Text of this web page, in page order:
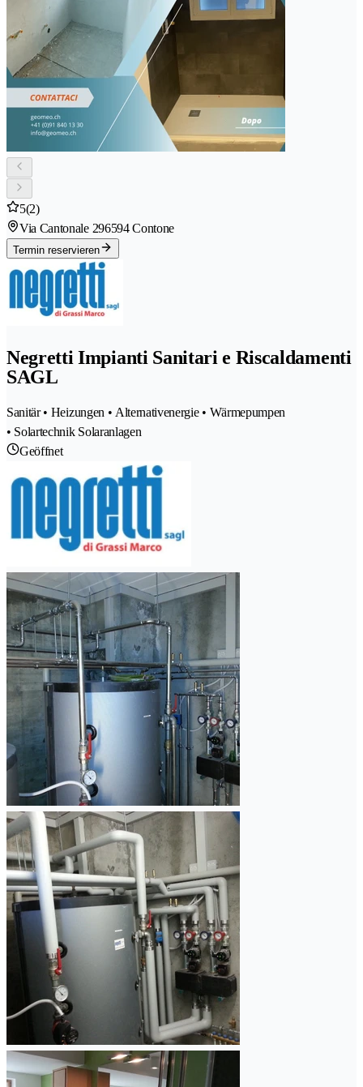
5(2)
Via Cantonale 296594 Contone
Termin reservieren
Negretti Impianti Sanitari e Riscaldamenti
SAGL
Sanitär • Heizungen • Alternativenergie • Wärmepumpen
• Solartechnik Solaranlagen
Geöffnet